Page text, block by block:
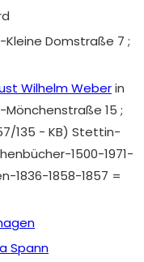
Domstraße 7 ;
Wilhelm Weberin
15 ;
135 - KB) Stettin-
1500-1971-
1836-1858-1857 =
Spann